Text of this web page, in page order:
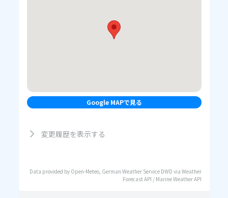
Google MAPで見る
変更履歴を表示する
Data provided by Open-Meteo, German Weather Service DWD via Weather
Forecast API / Marine Weather API